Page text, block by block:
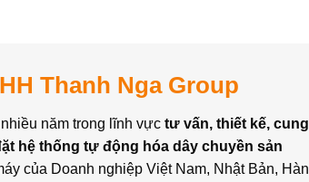
Thanh Nga Group
năm trong lĩnh vực tư vấn, thiết kế, cung
hệ thống tự động hóa dây chuyền sản
của Doanh nghiệp Việt Nam, Nhật Bản, Hàn